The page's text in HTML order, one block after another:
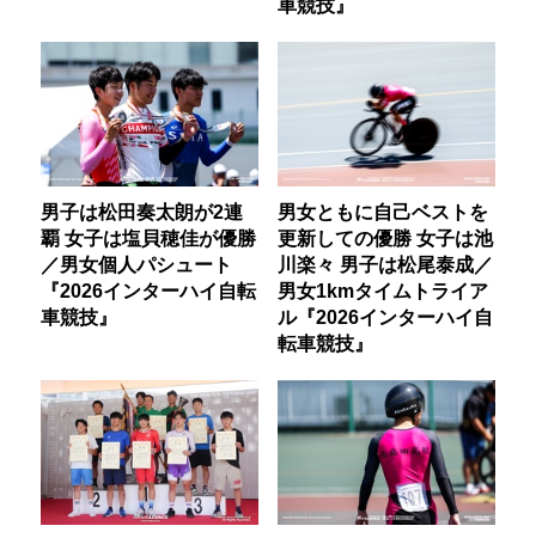
車競技』
男子は松田奏太朗が2連
覇 女子は塩貝穂佳が優勝
／男女個人パシュート
『2026インターハイ自転
車競技』
男女ともに自己ベストを
更新しての優勝 女子は池
川楽々 男子は松尾泰成／
男女1kmタイムトライア
ル『2026インターハイ自
転車競技』